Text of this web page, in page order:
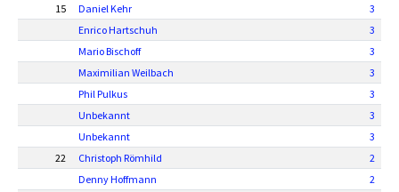
15
Daniel Kehr
3
Enrico Hartschuh
3
Mario Bischoff
3
Maximilian Weilbach
3
Phil Pulkus
3
Unbekannt
3
Unbekannt
3
22
Christoph Römhild
2
Denny Hoffmann
2